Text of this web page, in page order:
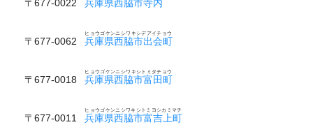
〒677-0022 兵庫県西脇市寺内
〒677-0062 兵庫県西脇市出会町
ヒョウゴケンニシワキシデアイチョウ
〒677-0018 兵庫県西脇市富田町
ヒョウゴケンニシワキシトミタチョウ
〒677-0011 兵庫県西脇市富吉上町
ヒョウゴケンニシワキシトミヨシカミマチ